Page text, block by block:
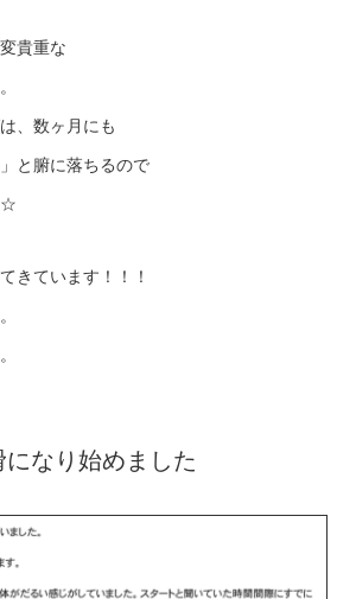
貴重な
、数ヶ月にも
と腑に落ちるので
☆
きています！！！
になり始めました